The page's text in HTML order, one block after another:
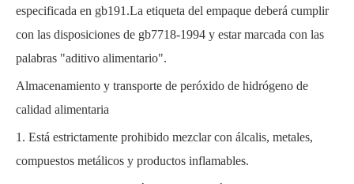
especificada en gb191.La etiqueta del empaque deberá cumplir
con las disposiciones de gb7718-1994 y estar marcada con las
palabras "aditivo alimentario".
Almacenamiento y transporte de peróxido de hidrógeno de
calidad alimentaria
1. Está estrictamente prohibido mezclar con álcalis, metales,
compuestos metálicos y productos inflamables.